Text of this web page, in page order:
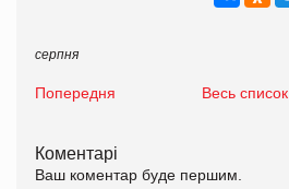
серпня
Попередня Весь список
Коментарі
Ваш коментар буде першим.